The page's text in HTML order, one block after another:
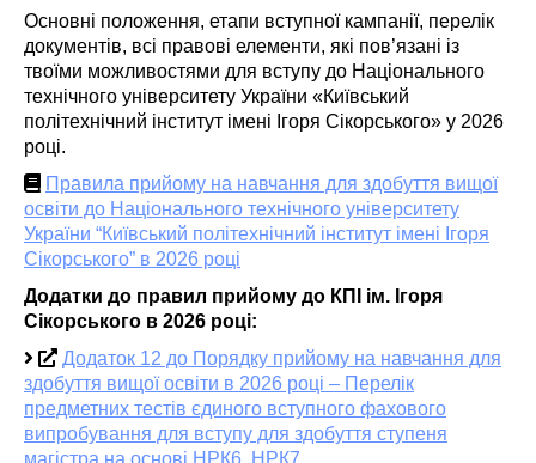
Основні положення, етапи вступної кампанії, перелік
документів, всі правові елементи, які пов’язані із
твоїми можливостями для вступу до Національного
технічного університету України «Київський
політехнічний інститут імені Ігоря Сікорського» у 2026
році.
Правила прийому на навчання для здобуття вищої
освіти до Національного технічного університету
України “Київський політехнічний інститут імені Ігоря
Сікорського” в 2026 році
Додатки до правил прийому до КПІ ім. Ігоря
Сікорського в 2026 році:
Додаток 12 до Порядку прийому на навчання для
здобуття вищої освіти в 2026 році – Перелік
предметних тестів єдиного вступного фахового
випробування для вступу для здобуття ступеня
магістра на основі НРК6, НРК7